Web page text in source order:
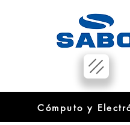
Cómputo y